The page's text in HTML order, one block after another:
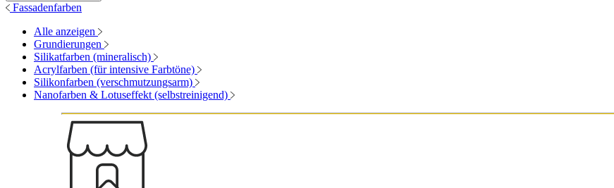
Fassadenfarben
Alle anzeigen
Grundierungen
Silikatfarben (mineralisch)
Acrylfarben (für intensive Farbtöne)
Silikonfarben (verschmutzungsarm)
Nanofarben & Lotuseffekt (selbstreinigend)